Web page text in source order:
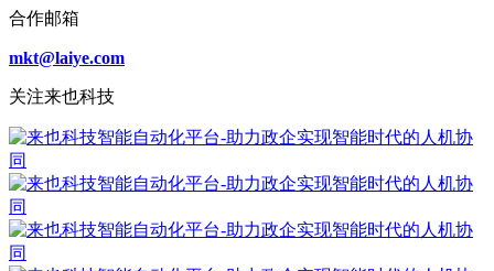
合作邮箱
mkt@laiye.com
关注来也科技